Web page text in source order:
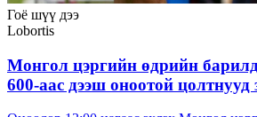
Гоё шүү дээ
Lobortis
Монгол цэргийн өдрийн
600-аас дээш оноотой цолтнууд